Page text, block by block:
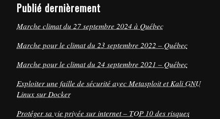
Publié dernièrement
Marche climat du 27 septembre 2024 à Québec
Marche pour le climat du 23 septembre 2022 – Québec
Marche pour le climat du 24 septembre 2021 – Québec
Exploiter une faille de sécurité avec Metasploit et Kali GNU
Linux sur Docker
Protéger sa vie privée sur internet – TOP 10 des risques